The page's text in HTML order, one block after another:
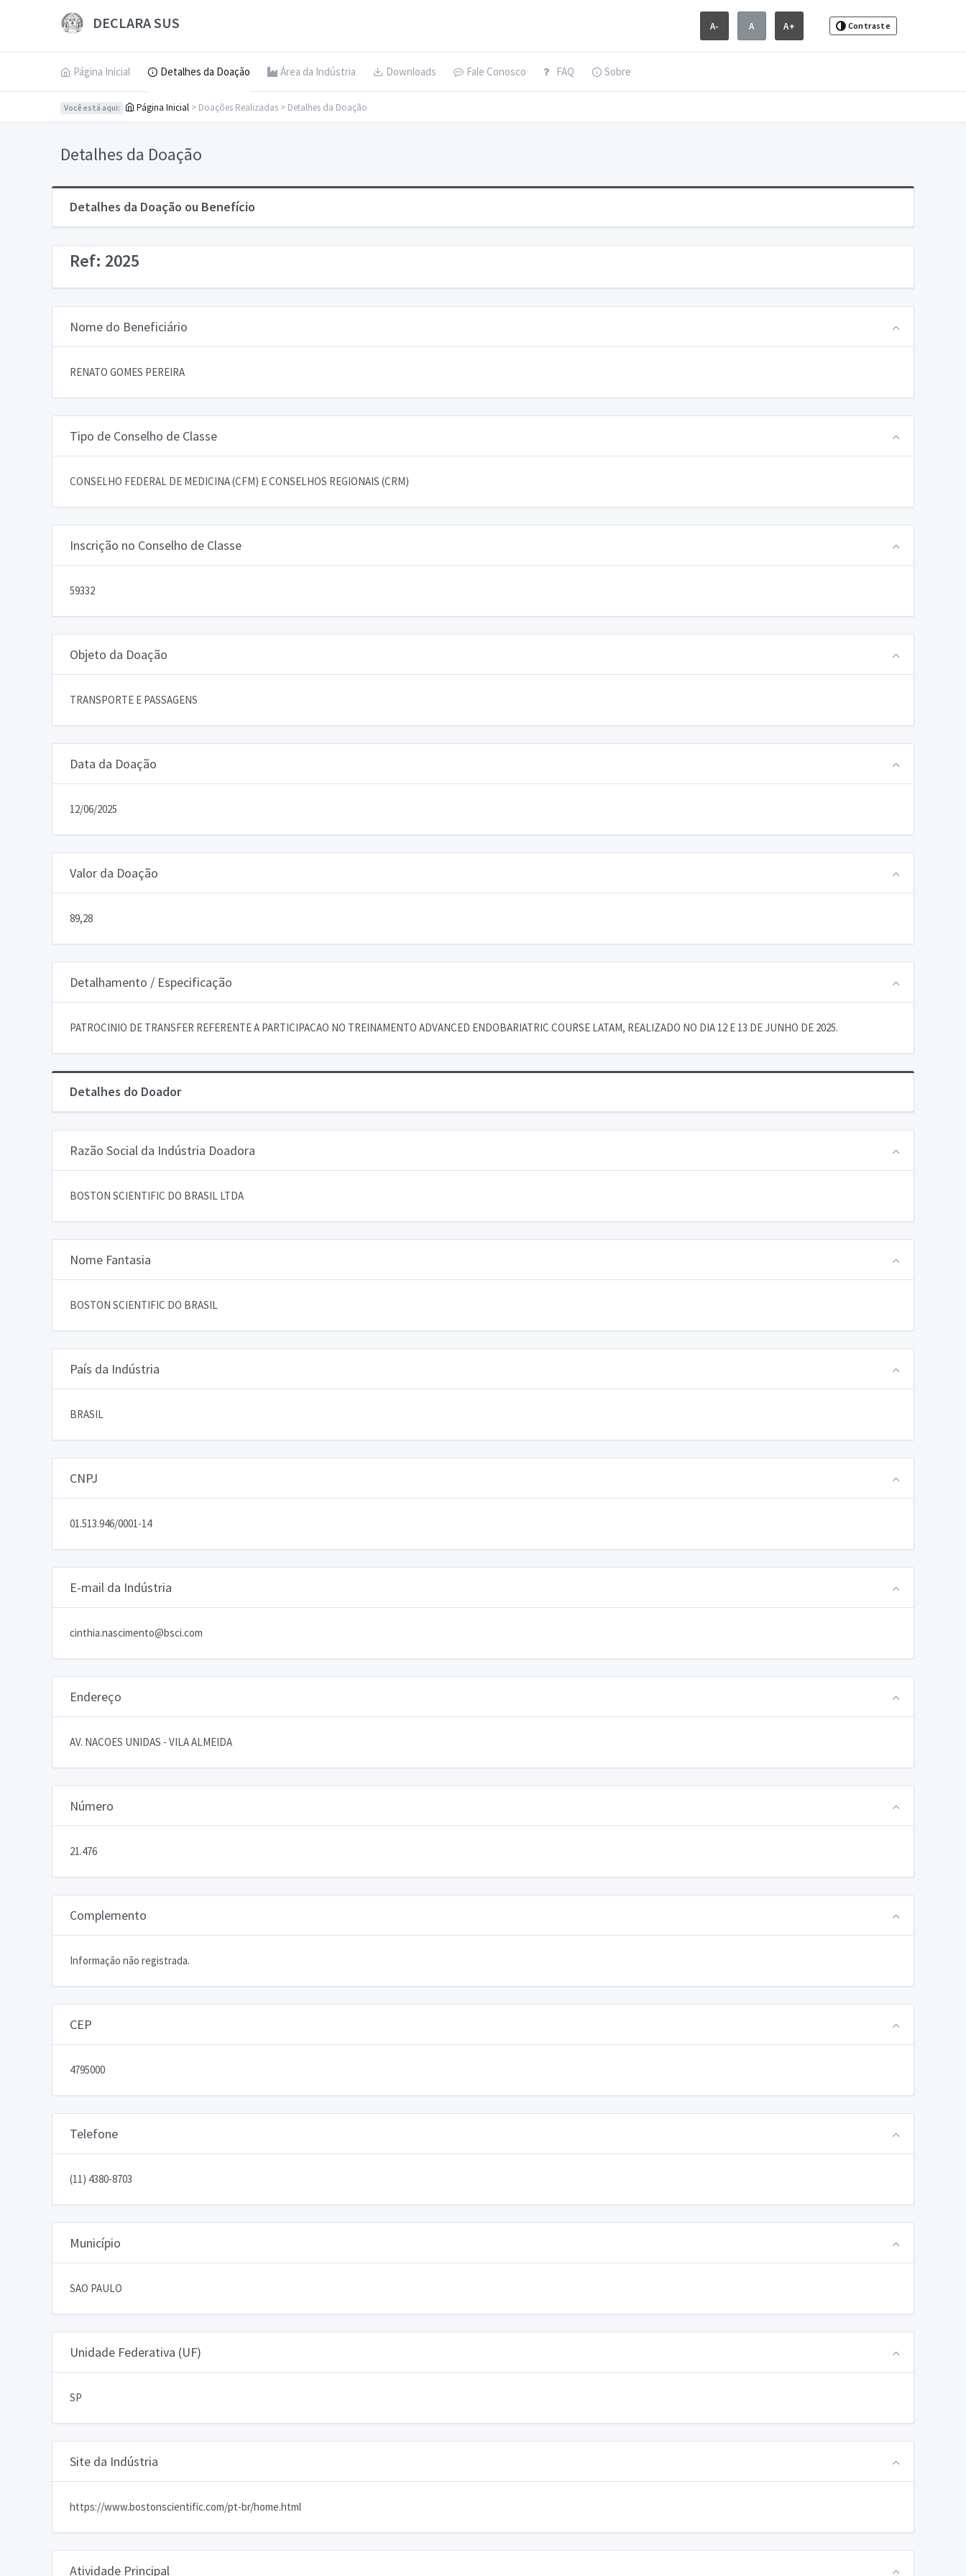
DECLARA SUS A- A A+ Contraste
Página Inicial Detalhes da Doação Área da Indústria Downloads Fale Conosco FAQ Sobre
Você está aqui: Página Inicial > Doações Realizadas > Detalhes da Doação
Detalhes da Doação
Detalhes da Doação ou Benefício
Ref: 2025
Nome do Beneficiário
RENATO GOMES PEREIRA
Tipo de Conselho de Classe
CONSELHO FEDERAL DE MEDICINA (CFM) E CONSELHOS REGIONAIS (CRM)
Inscrição no Conselho de Classe
59332
Objeto da Doação
TRANSPORTE E PASSAGENS
Data da Doação
12/06/2025
Valor da Doação
89,28
Detalhamento / Especificação
PATROCINIO DE TRANSFER REFERENTE A PARTICIPACAO NO TREINAMENTO ADVANCED ENDOBARIATRIC COURSE LATAM, REALIZADO NO DIA 12 E 13 DE JUNHO DE 2025.
Detalhes do Doador
Razão Social da Indústria Doadora
BOSTON SCIENTIFIC DO BRASIL LTDA
Nome Fantasia
BOSTON SCIENTIFIC DO BRASIL
País da Indústria
BRASIL
CNPJ
01.513.946/0001-14
E-mail da Indústria
cinthia.nascimento@bsci.com
Endereço
AV. NACOES UNIDAS - VILA ALMEIDA
Número
21.476
Complemento
Informação não registrada.
CEP
4795000
Telefone
(11) 4380-8703
Município
SAO PAULO
Unidade Federativa (UF)
SP
Site da Indústria
https://www.bostonscientific.com/pt-br/home.html
Atividade Principal